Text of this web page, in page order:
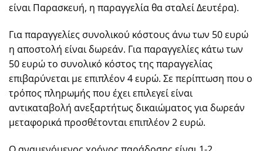
είναι Παρασκευή, η παραγγελία θα σταλεί Δευτέρα).
Για παραγγελίες συνολικού κόστους άνω των 50 ευρώ
η αποστολή είναι δωρεάν. Για παραγγελίες κάτω των
50 ευρώ το συνολικό κόστος της παραγγελίας
επιβαρύνεται με επιπλέον 4 ευρώ. Σε περίπτωση που ο
τρόπος πληρωμής που έχει επιλεγεί είναι
αντικαταβολή ανεξαρτήτως δικαιώματος για δωρεάν
μεταφορικά προσθέτονται επιπλέον 2 ευρώ.